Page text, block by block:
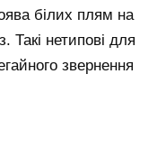
білих плям на
Такі нетипові для
звернення